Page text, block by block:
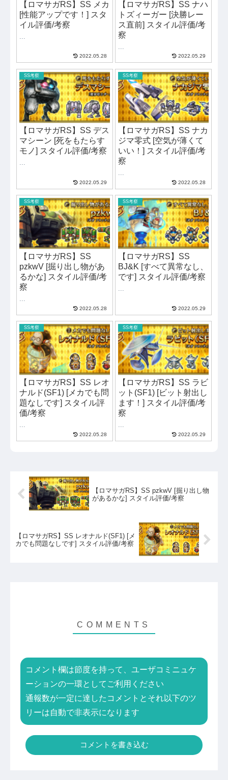
【ロマサガRS】SS メカ
[性能アップです！] スタ
イル評価/考察
...
2022.05.28
【ロマサガRS】SS ナハ
トズィーガー [決勝レー
ス直前] スタイル評価/考
察
...
2022.05.29
SS考察
【ロマサガRS】SS デス
マシーン [死をもたらす
モノ] スタイル評価/考察
...
2022.05.29
SS考察
【ロマサガRS】SS ナカ
ジマ零式 [空気が薄くて
いい！] スタイル評価/考
察
...
2022.05.28
SS考察
【ロマサガRS】SS
pzkwV [掘り出し物があ
るかな] スタイル評価/考
察
...
2022.05.28
SS考察
【ロマサガRS】SS
BJ&K [すべて異常なし、
です] スタイル評価/考察
...
2022.05.29
SS考察
【ロマサガRS】SS レオ
ナルド(SF1) [メカでも問
題なしです] スタイル評
価/考察
...
2022.05.28
SS考察
【ロマサガRS】SS ラビ
ット(SF1) [ビット射出し
ます！] スタイル評価/考
察
...
2022.05.29
【ロマサガRS】SS pzkwV [掘り出し物
があるかな] スタイル評価/考察
【ロマサガRS】SS レオナルド(SF1) [メ
カでも問題なしです] スタイル評価/考察
コメント欄は節度を持って、ユーザコミニュケ
ーションの一環としてご利用ください
通報数が一定に達したコメントとそれ以下のツ
リーは自動で非表示になります
コメントを書き込む